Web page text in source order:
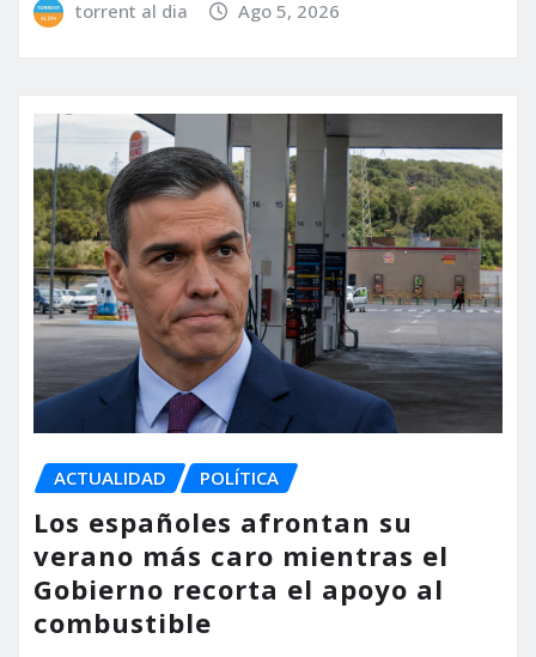
torrent al dia Ago 5, 2026
ACTUALIDAD POLÍTICA
Los españoles afrontan su
verano más caro mientras el
Gobierno recorta el apoyo al
combustible